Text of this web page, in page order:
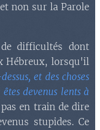
non sur la Parole
difficultés dont
Hébreux, lorsqu'il
et des choses
devenus lents à
en train de dire
stupides. Ce